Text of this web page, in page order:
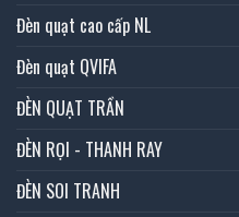
Đèn quạt cao cấp NL
Đèn quạt QVIFA
ĐÈN QUẠT TRẦN
ĐÈN RỌI - THANH RAY
ĐÈN SOI TRANH